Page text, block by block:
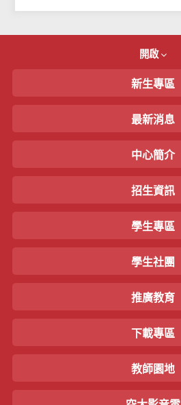
開啟
新生專區
最新消息
中心簡介
招生資訊
學生專區
學生社團
推廣教育
下載專區
教師園地